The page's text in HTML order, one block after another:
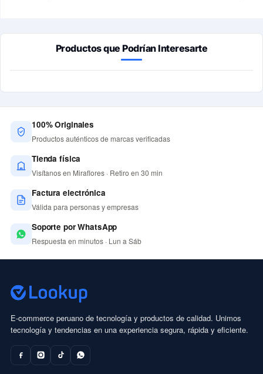
Productos que Podrían Interesarte
100% Originales
Productos auténticos de marcas verificadas
Tienda física
Visítanos en Miraflores · Retiro en 30 min
Factura electrónica
Válida para personas y empresas
Soporte por WhatsApp
Respuesta en minutos · Lun a Sáb
E-commerce peruano de tecnología y productos de calidad. Unimos
tecnología y tendencias en una experiencia segura, rápida y eficiente.